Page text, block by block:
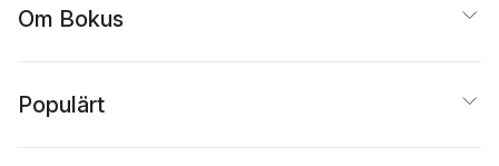
Om Bokus
Populärt